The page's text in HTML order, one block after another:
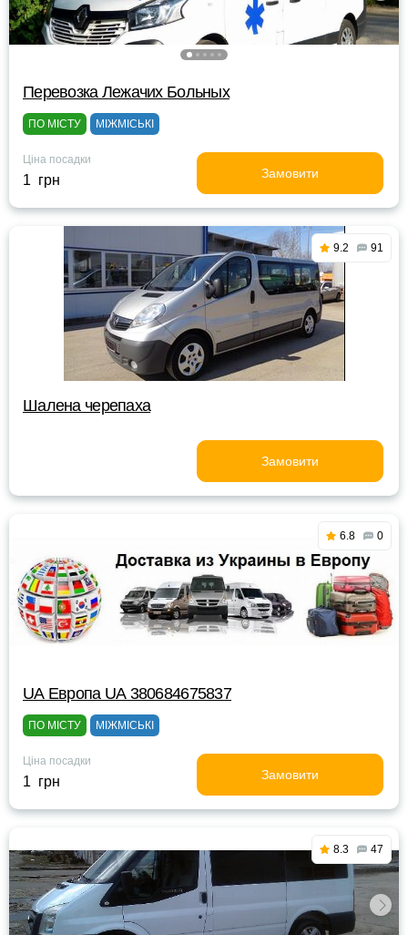
Перевозка Лежачих Больных
ПО МІСТУ МІЖМІСЬКІ
Ціна посадки
1 грн Замовити
9.2 91
Шалена черепаха
Замовити
6.8 0
UА Европа UА 380684675837
ПО МІСТУ МІЖМІСЬКІ
Ціна посадки
1 грн Замовити
8.3 47